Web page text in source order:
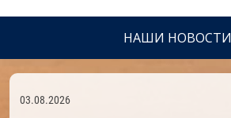
НАШИ НОВОСТИ
03.08.2026